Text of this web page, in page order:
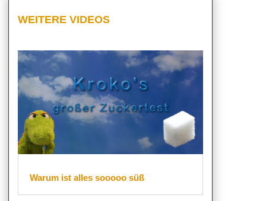
WEITERE VIDEOS
Warum ist alles sooooo süß